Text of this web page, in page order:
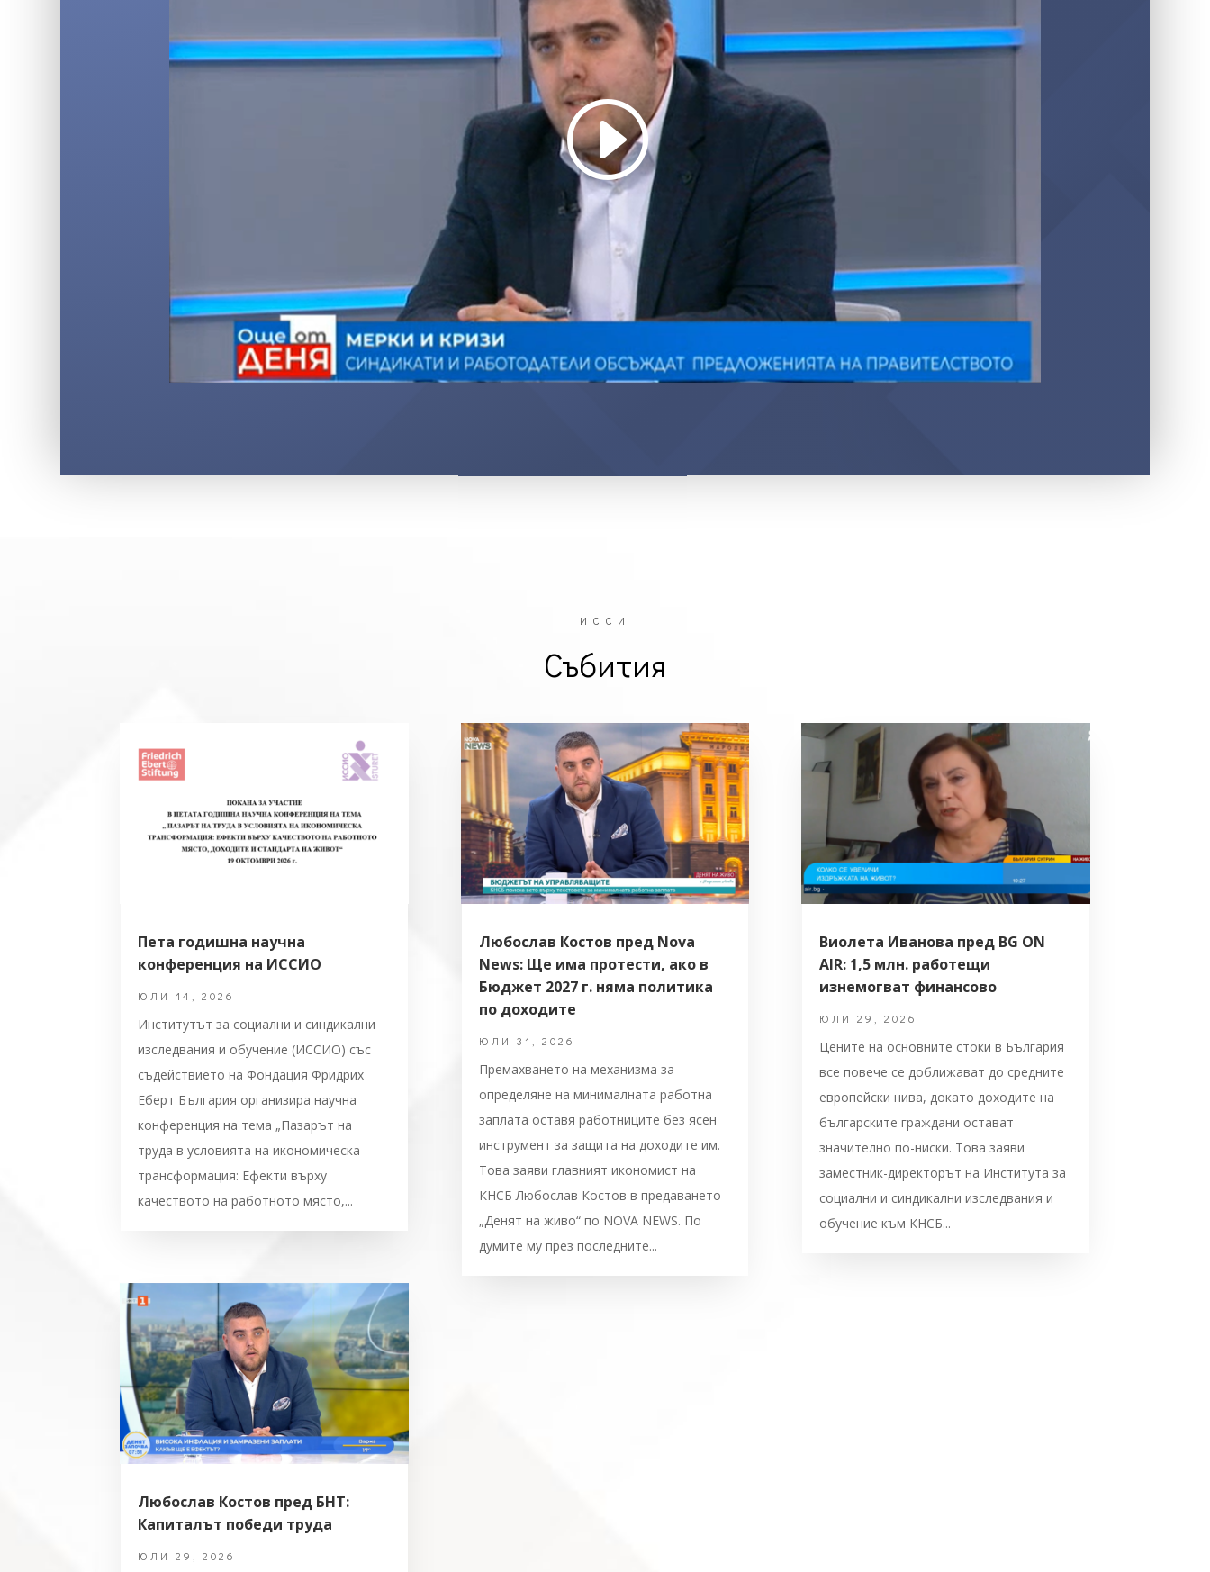
ИССИ
Събития
Пета годишна научна
конференция на ИССИО
ЮЛИ 14, 2026
Институтът за социални и синдикални
изследвания и обучение (ИССИО) със
съдействието на Фондация Фридрих
Еберт България организира научна
конференция на тема „Пазарът на
труда в условията на икономическа
трансформация: Ефекти върху
качеството на работното място,...
Любослав Костов пред БНТ:
Капиталът победи труда
ЮЛИ 29, 2026
Любослав Костов пред Nova
News: Ще има протести, ако в
Бюджет 2027 г. няма политика
по доходите
ЮЛИ 31, 2026
Премахването на механизма за
определяне на минималната работна
заплата оставя работниците без ясен
инструмент за защита на доходите им.
Това заяви главният икономист на
КНСБ Любослав Костов в предаването
„Денят на живо“ по NOVA NEWS. По
думите му през последните...
Виолета Иванова пред BG ON
AIR: 1,5 млн. работещи
изнемогват финансово
ЮЛИ 29, 2026
Цените на основните стоки в България
все повече се доближават до средните
европейски нива, докато доходите на
българските граждани остават
значително по-ниски. Това заяви
заместник-директорът на Института за
социални и синдикални изследвания и
обучение към КНСБ...